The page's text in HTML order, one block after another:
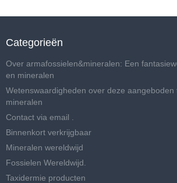
Categorieën
Over armafossielen&mineralen: Een
en mineralen
Wetenswaardigheden over deze aangeboden
mineralen
Contact via email .
Binnenkort verkrijgbaar
Mineralen wereldwijd
Fossielen Wereldwijd.
Taxidermie producten